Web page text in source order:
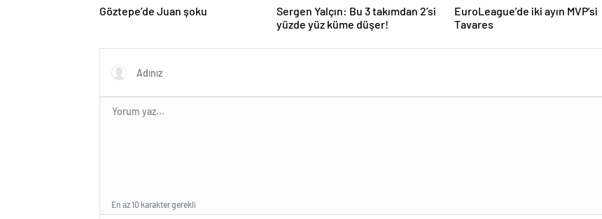
Göztepe’de Juan şoku
Sergen Yalçın: Bu 3 takımdan 2’si
yüzde yüz küme düşer!
EuroLeague’de iki ayın MVP’si
Tavares
En az 10 karakter gerekli